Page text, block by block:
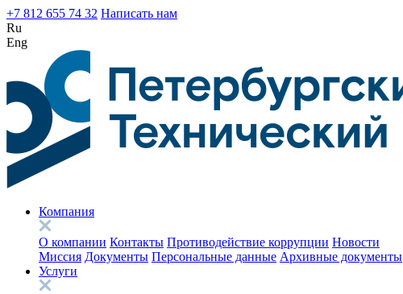
+7 812 655 74 32 Написать нам
Ru
Eng
Компания
О компании Контакты Противодействие коррупции Новости
Миссия Документы Персональные данные Архивные документы
Услуги